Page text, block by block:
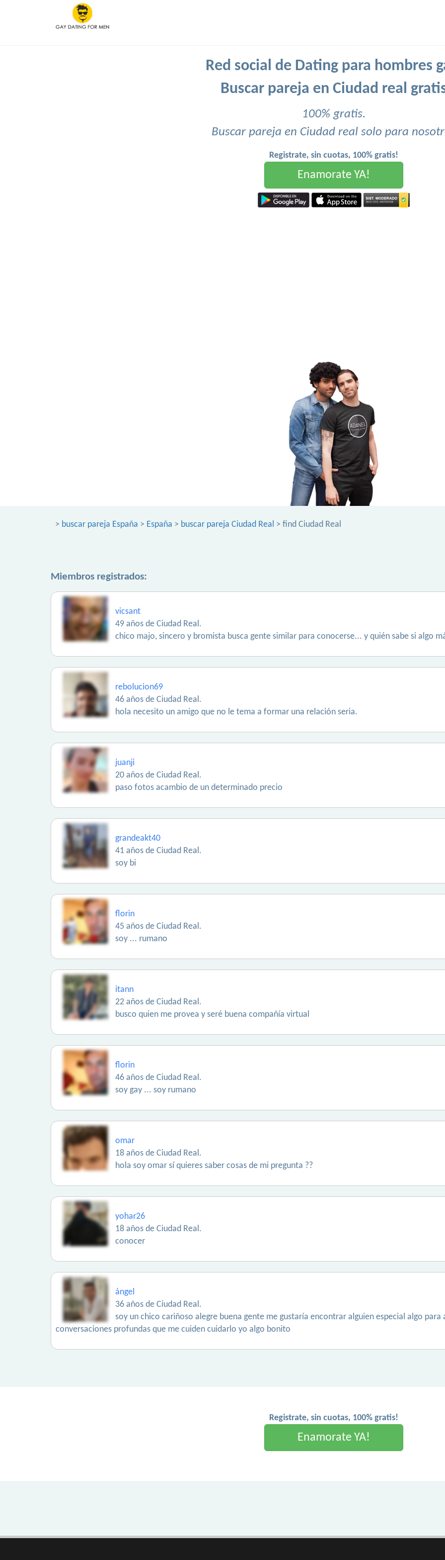
Red social de Dating para hombres
Buscar pareja en Ciudad real
100% gratis.
Buscar pareja en Ciudad real solo para
Registrate, sin cuotas, 100% gratis!
Enamorate YA!
> buscar pareja España > España > buscar pareja Ciudad Real > find Ciudad Real
Miembros registrados:
vicsant
49 años de Ciudad Real.
chico majo, sincero y bromista busca gente similar para conocerse... y quién sabe si algo
rebolucion69
46 años de Ciudad Real.
hola necesito un amigo que no le tema a formar una relación seria.
juanji
20 años de Ciudad Real.
paso fotos acambio de un determinado precio
grandeakt40
41 años de Ciudad Real.
soy bi
florin
45 años de Ciudad Real.
soy ... rumano
itann
22 años de Ciudad Real.
busco quien me provea y seré buena compañía virtual
florin
46 años de Ciudad Real.
soy gay ... soy rumano
omar
18 años de Ciudad Real.
hola soy omar sí quieres saber cosas de mi pregunta ??
yohar26
18 años de Ciudad Real.
conocer
ángel
36 años de Ciudad Real.
soy un chico cariñoso alegre buena gente me gustaría encontrar alguien especial algo para
conversaciones profundas que me cuiden cuidarlo yo algo bonito
Registrate, sin cuotas, 100% gratis!
Enamorate YA!